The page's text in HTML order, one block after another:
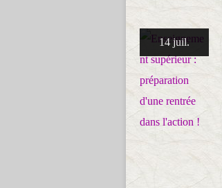
14 juil.